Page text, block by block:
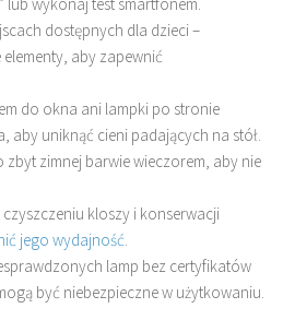
dostępnych dla dzieci –
aby zapewnić
do okna ani lampki po stronie
aby uniknąć cieni padających na stół.
zbyt zimnej barwie wieczorem, aby nie
kloszy i konserwacji
jego wydajność.
lamp bez certyfikatów
być niebezpieczne w użytkowaniu.